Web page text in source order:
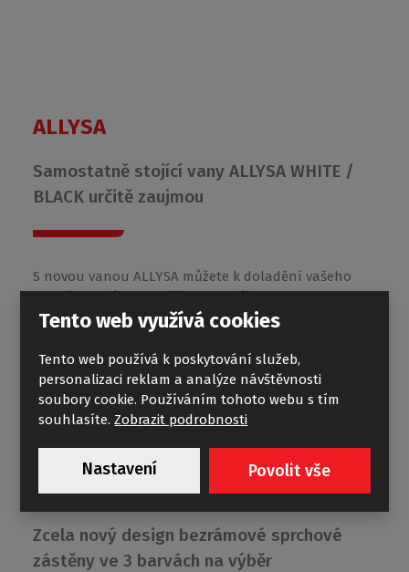
ALLYSA
Samostatně stojící vany ALLYSA WHITE /
BLACK určitě zaujmou
S novou vanou ALLYSA můžete k doladění vašeho
interiéru vybírat mezi černou a bílou variantou!
Luxusní oválná volně stojící vana z litého
mramoru o rozměru 170x80 cm.
MI TWF
Zcela nový design bezrámové sprchové
zástěny ve 3 barvách na výběr
Tento web využívá cookies
Tento web používá k poskytování služeb,
personalizaci reklam a analýze návštěvnosti
soubory cookie. Používáním tohoto webu s tím
souhlasíte.Zobrazit podrobnosti
Nastavení Povolit vše